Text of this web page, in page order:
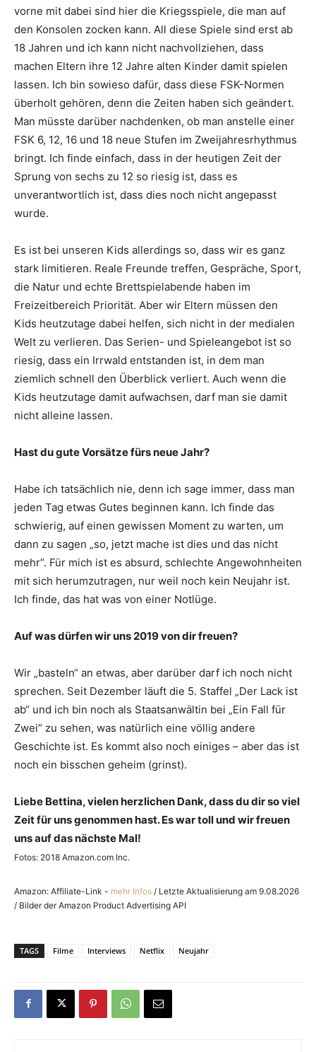
vorne mit dabei sind hier die Kriegsspiele, die man auf
den Konsolen zocken kann. All diese Spiele sind erst ab
18 Jahren und ich kann nicht nachvollziehen, dass
machen Eltern ihre 12 Jahre alten Kinder damit spielen
lassen. Ich bin sowieso dafür, dass diese FSK-Normen
überholt gehören, denn die Zeiten haben sich geändert.
Man müsste darüber nachdenken, ob man anstelle einer
FSK 6, 12, 16 und 18 neue Stufen im Zweijahresrhythmus
bringt. Ich finde einfach, dass in der heutigen Zeit der
Sprung von sechs zu 12 so riesig ist, dass es
unverantwortlich ist, dass dies noch nicht angepasst
wurde.
Es ist bei unseren Kids allerdings so, dass wir es ganz
stark limitieren. Reale Freunde treffen, Gespräche, Sport,
die Natur und echte Brettspielabende haben im
Freizeitbereich Priorität. Aber wir Eltern müssen den
Kids heutzutage dabei helfen, sich nicht in der medialen
Welt zu verlieren. Das Serien- und Spieleangebot ist so
riesig, dass ein Irrwald entstanden ist, in dem man
ziemlich schnell den Überblick verliert. Auch wenn die
Kids heutzutage damit aufwachsen, darf man sie damit
nicht alleine lassen.
Hast du gute Vorsätze fürs neue Jahr?
Habe ich tatsächlich nie, denn ich sage immer, dass man
jeden Tag etwas Gutes beginnen kann. Ich finde das
schwierig, auf einen gewissen Moment zu warten, um
dann zu sagen „so, jetzt mache ist dies und das nicht
mehr“. Für mich ist es absurd, schlechte Angewohnheiten
mit sich herumzutragen, nur weil noch kein Neujahr ist.
Ich finde, das hat was von einer Notlüge.
Auf was dürfen wir uns 2019 von dir freuen?
Wir „basteln“ an etwas, aber darüber darf ich noch nicht
sprechen. Seit Dezember läuft die 5. Staffel „Der Lack ist
ab“ und ich bin noch als Staatsanwältin bei „Ein Fall für
Zwei“ zu sehen, was natürlich eine völlig andere
Geschichte ist. Es kommt also noch einiges – aber das ist
noch ein bisschen geheim (grinst).
Liebe Bettina, vielen herzlichen Dank, dass du dir so viel
Zeit für uns genommen hast. Es war toll und wir freuen
uns auf das nächste Mal!
Fotos: 2018 Amazon.com Inc.
Amazon: Affiliate-Link - mehr Infos / Letzte Aktualisierung am 9.08.2026
/ Bilder der Amazon Product Advertising API
TAGS Filme Interviews Netflix Neujahr